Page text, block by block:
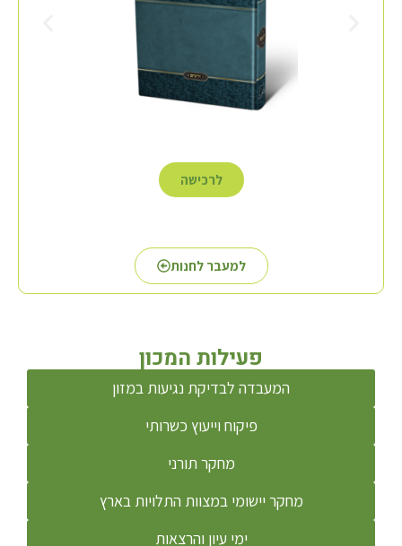
לרכישה
למעבר לחנות
פעילות המכון
המעבדה לבדיקת נגיעות במזון
פיקוח וייעוץ כשרותי
מחקר תורני
מחקר יישומי במצוות התלויות בארץ
ימי עיון והרצאות